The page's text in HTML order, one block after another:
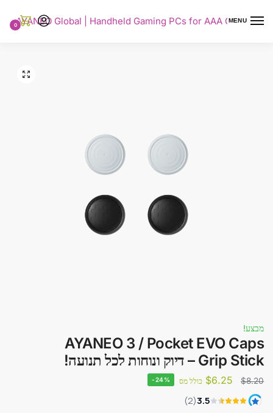
MENU
AYANEO Global | Handheld Gaming PCs for AAA Gaming
0
מבצע!
AYANEO 3 / Pocket EVO Caps
Grip Stick – דיוק ונוחות לכל תנועה!
$8.20
$6.25 כולל מס -24%